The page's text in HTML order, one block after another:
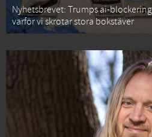
Nyhetsbrevet: Trumps ai-
varför vi skrotar stora bokstäver